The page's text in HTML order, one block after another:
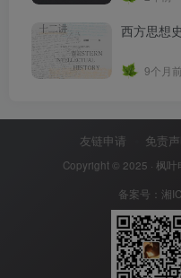
西方思想
9个月前
友链申请 免责
Copyright © 2025 · 枫叶
备案号： 湘